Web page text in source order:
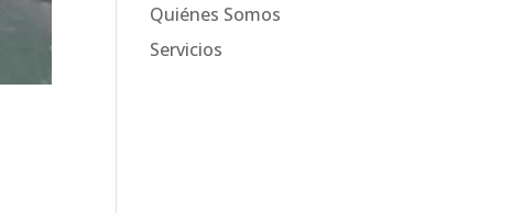
Quiénes Somos
Servicios